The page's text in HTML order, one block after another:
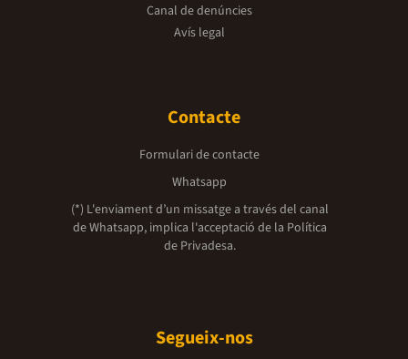
Canal de denúncies
Avís legal
Contacte
Formulari de contacte
Whatsapp
(*) L'enviament d’un missatge a través del canal
de Whatsapp, implica l'acceptació de la Política
de Privadesa.
Segueix-nos